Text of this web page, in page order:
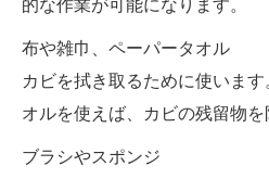
的な作業が可能になります。
布や雑巾、ペーパータオル
カビを拭き取るために使いま
オルを使えば、カビの残留物を
ブラシやスポンジ